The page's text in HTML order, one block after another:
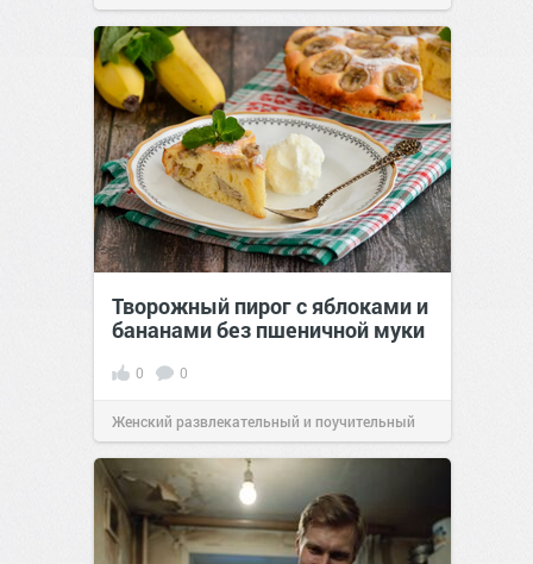
18 май 2016
Творожный пирог с яблоками и
бананами без пшеничной муки
0 0
Женский развлекательный и поучительный
сайт.20:30Вчера